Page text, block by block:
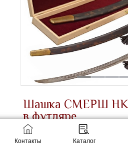
Шашка СМЕРШ
в футляре
Производитель:
Контакты Каталог